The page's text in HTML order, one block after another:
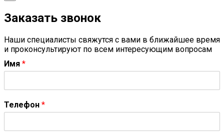
Заказать звонок
Наши специалисты свяжутся с вами в ближайшее время
и проконсультируют по всем интересующим вопросам
Имя *
Телефон *